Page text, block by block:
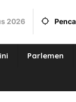
2026
Parlemen